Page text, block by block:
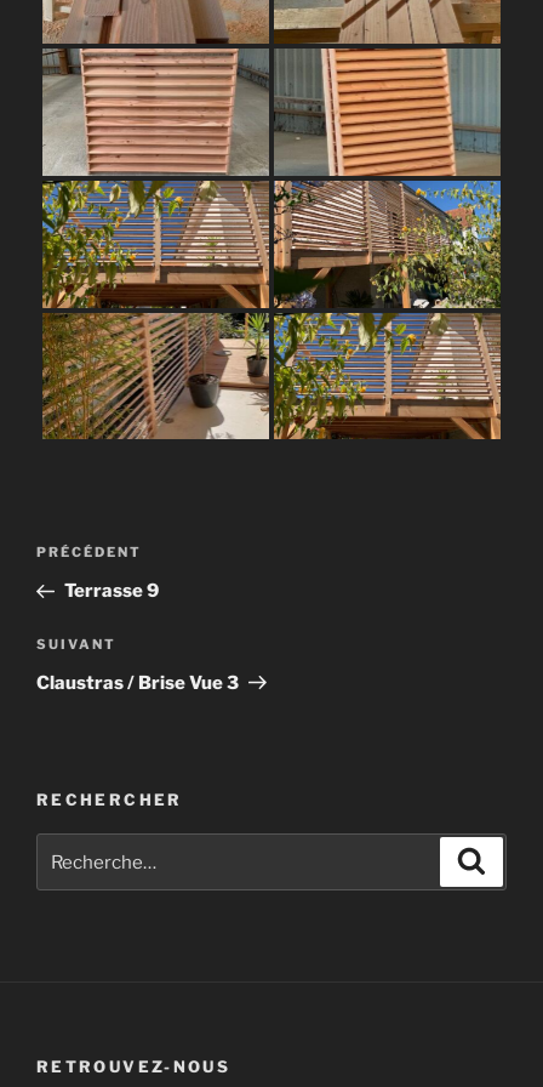
Navigation
l’article
Article
précédent
PRÉCÉDENT
Terrasse 9
Article
suivant
SUIVANT
Claustras / Brise Vue 3
RECHERCHER
RETROUVEZ-NOUS